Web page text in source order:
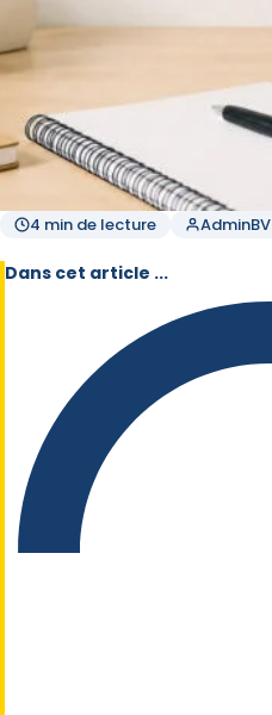
4 min de lecture AdminBV
Dans cet article ...